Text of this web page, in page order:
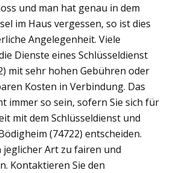
und man hat genau in dem
im Haus vergessen, so ist dies
Angelegenheit. Viele
Dienste eines Schlüsseldienst
mit sehr hohen Gebühren oder
Kosten in Verbindung. Das
immer so sein, sofern Sie sich für
mit dem Schlüsseldienst und
(74722) entscheiden.
Art zu fairen und
Kontaktieren Sie den